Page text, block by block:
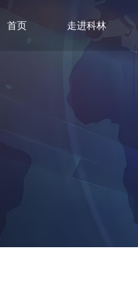
首页 走进科林